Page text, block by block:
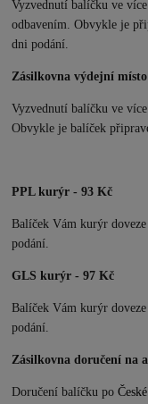
Vyzvednutí balíčku ve
odbavením. Obvykle je
dni podání.
Zásilkovna výdejní
Vyzvednutí balíčku ve
Obvykle je balíček
PPL kurýr - 93 Kč
Balíček Vám kurýr
podání.
GLS kurýr - 97 Kč
Balíček Vám kurýr
podání.
Zásilkovna doručení na
Doručení balíčku po